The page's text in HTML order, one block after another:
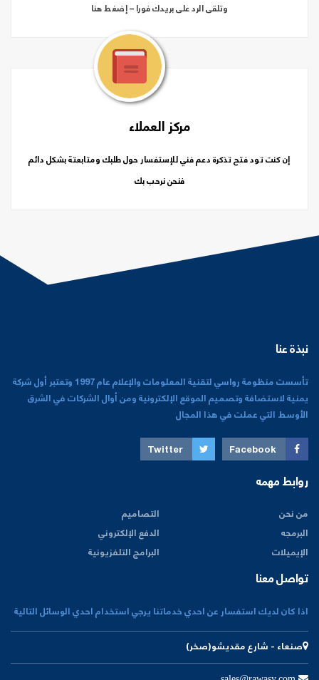
وتلقى الرد على بريدك فورا – إضغط هنا
مركز العملاء
إن كنت تود فتح تذكرة دعم فني للإستفسار حول طلبك ومتابعتة بشكل دائم
فنحن نرحب بك
نبذة عنا
تأسست منظومة رواسي لتقنية المعلومات والإعلام عام 1997 وتعتبر أول شركة
يمنية لاستضافة وتصميم الموقع الإلكترونية ومن أوال الشركات في الشرق
الأوسط التي عملت في هذا المجال
روابط مهمه
من نحن
التصاميم
البرمجه
الدفع الإلكتروني
الإيميلات
البرامج التلفزيونية
تواصل معنا
اذا كان لديك استفسار عن احدي خدماتنا يرجي استخدام احدي الوسائل التالية
صنعاء - شارع مقديشو(صخر)